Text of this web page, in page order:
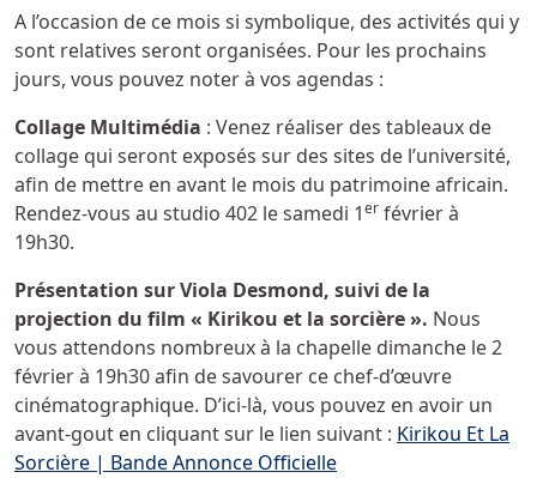
A l’occasion de ce mois si symbolique, des activités qui y
sont relatives seront organisées. Pour les prochains
jours, vous pouvez noter à vos agendas :
Collage Multimédia : Venez réaliser des tableaux de
collage qui seront exposés sur des sites de l’université,
afin de mettre en avant le mois du patrimoine africain.
Rendez-vous au studio 402 le samedi 1er février à
19h30.
Présentation sur Viola Desmond, suivi de la
projection du film « Kirikou et la sorcière ». Nous
vous attendons nombreux à la chapelle dimanche le 2
février à 19h30 afin de savourer ce chef-d’œuvre
cinématographique. D’ici-là, vous pouvez en avoir un
avant-gout en cliquant sur le lien suivant : Kirikou Et La
Sorcière | Bande Annonce Officielle